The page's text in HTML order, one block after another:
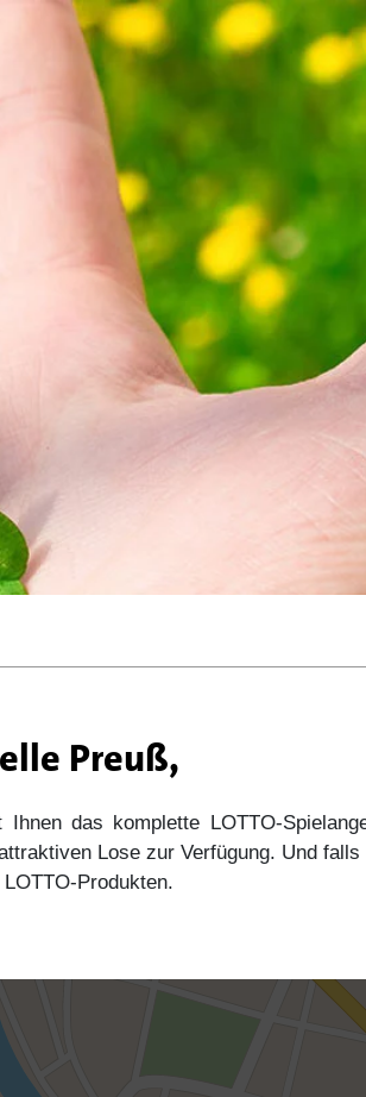
Preuß,
das komplette LOTTO-
Lose zur Verfügung. Und
Produkten.